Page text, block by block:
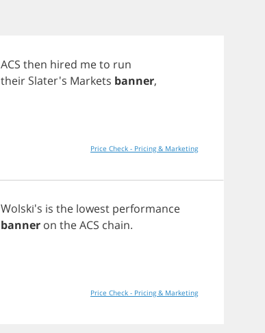
ACS then hired meto run
their Slater's Markets banner,
Price Check - Pricing & Marketing
Wolski's is the lowest performance
banner on theACS chain.
Price Check - Pricing & Marketing